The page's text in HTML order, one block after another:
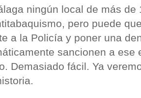
ningún local de más de
pero puede
a la Policía y poner una
sancionen a ese
Demasiado fácil. Ya